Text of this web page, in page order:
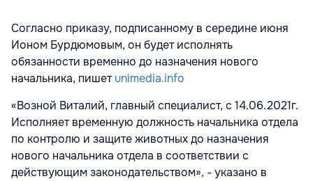
Согласно приказу, подписанному в середине июня
Ионом Бурдюмовым, он будет исполнять
обязанности временно до назначения нового
начальника, пишетunimedia.info
«Возной Виталий, главный специалист, с 14.06.2021г.
Исполняет временную должность начальника отдела
по контролю и защите животных до назначения
нового начальника отдела в соответствии с
действующим законодательством», - указано в